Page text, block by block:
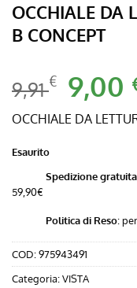
OCCHIALE DA
B CONCEPT
9,91€ Il
prezzo
9,00
OCCHIALE DA
Esaurito
Spedizione gratuita
59,90€
Politica di Reso:
COD:975943491
Categoria:VISTA